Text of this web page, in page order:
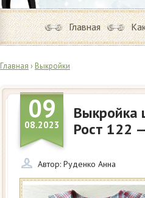
Главная
Главная › Выкройки
09
08.2023
Выкройка
Рост 122
Автор: Руденко Анна